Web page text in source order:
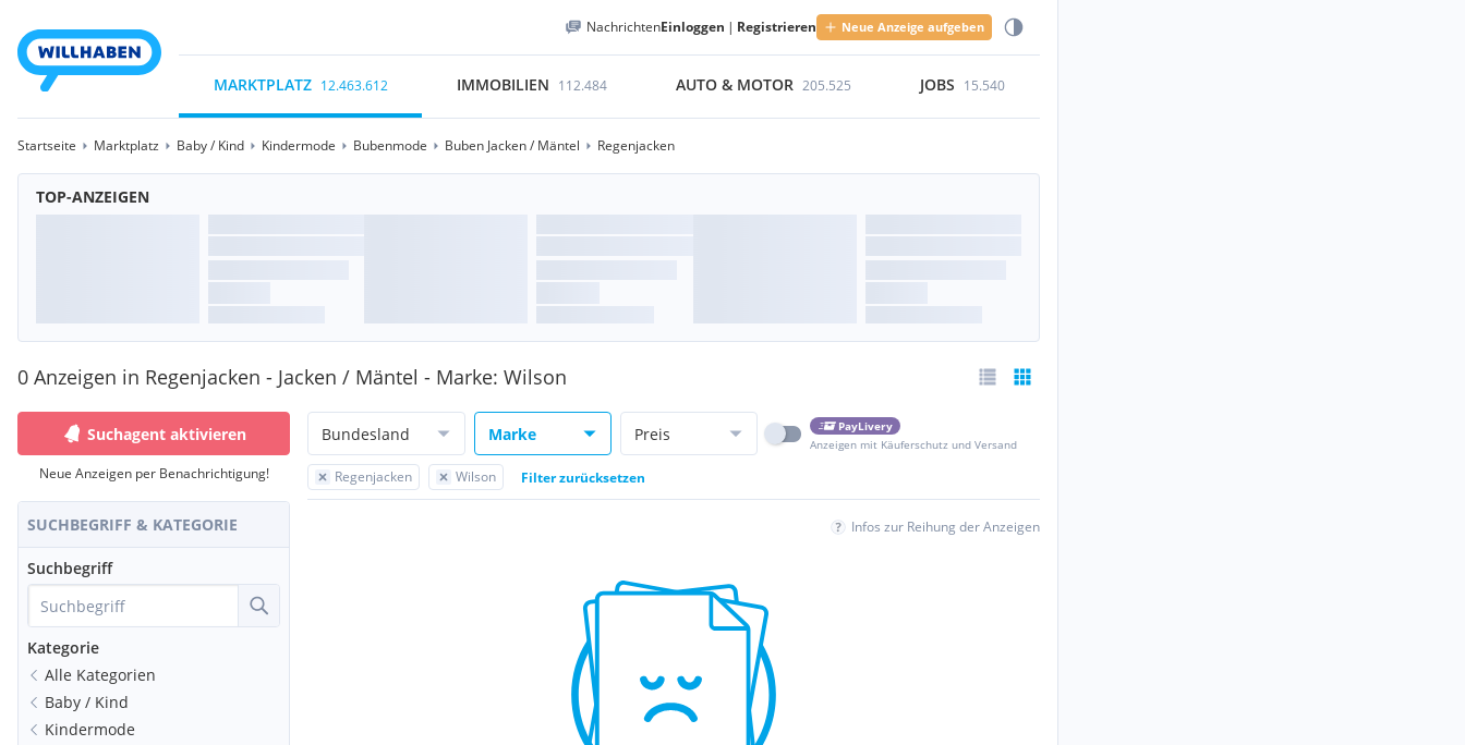
NachrichtenEinloggen | Registrieren Neue Anzeige aufgeben
MARKTPLATZ 12.463.612 IMMOBILIEN 112.484 AUTO & MOTOR 205.525 JOBS 15.540
Startseite Marktplatz Baby / Kind Kindermode Bubenmode Buben Jacken / Mäntel Regenjacken
TOP-ANZEIGEN
0 Anzeigen in Regenjacken - Jacken / Mäntel - Marke: Wilson
Suchagent aktivieren
Neue Anzeigen per Benachrichtigung!
SUCHBEGRIFF & KATEGORIE
Suchbegriff
Kategorie
Alle Kategorien
Baby / Kind
Kindermode
Bundesland Marke Preis
PayLivery
Anzeigen mit Käuferschutz und Versand
Regenjacken Wilson Filter zurücksetzen
Infos zur Reihung der Anzeigen